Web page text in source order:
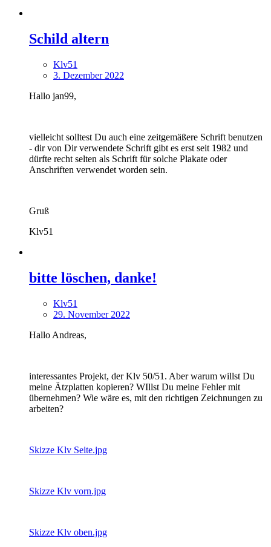
Schild altern
Klv51
3. Dezember 2022
Hallo jan99,
vielleicht solltest Du auch eine zeitgemäßere Schrift benutzen
- dir von Dir verwendete Schrift gibt es erst seit 1982 und
dürfte recht selten als Schrift für solche Plakate oder
Anschriften verwendet worden sein.
Gruß
Klv51
bitte löschen, danke!
Klv51
29. November 2022
Hallo Andreas,
interessantes Projekt, der Klv 50/51. Aber warum willst Du
meine Ätzplatten kopieren? WIllst Du meine Fehler mit
übernehmen? Wie wäre es, mit den richtigen Zeichnungen zu
arbeiten?
Skizze Klv Seite.jpg
Skizze Klv vorn.jpg
Skizze Klv oben.jpg